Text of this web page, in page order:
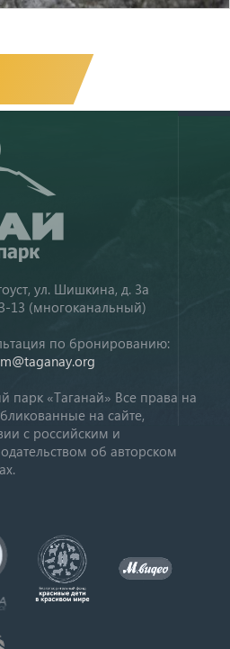
ул. Шишкина, д. 3а
13 (многоканальный)
по бронированию:
«Таганай» Все права на
на сайте,
с российским и
об авторском